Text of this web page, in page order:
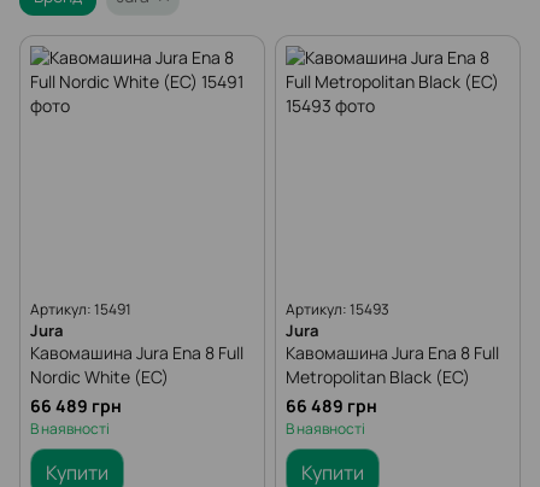
Артикул: 15491
Jura
Кавомашина Jura Ena 8 Full
Nordic White (EC)
66 489 грн
В наявності
Купити
Артикул: 15493
Jura
Кавомашина Jura Ena 8 Full
Metropolitan Black (EC)
66 489 грн
В наявності
Купити